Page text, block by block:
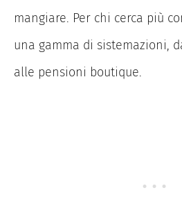
mangiare. Per chi cerca più
una gamma di sistemazioni,
alle pensioni boutique.